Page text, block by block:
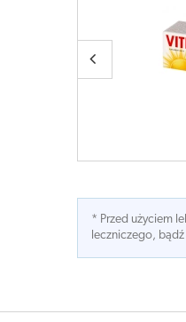
* Przed użyciem
leczniczego,